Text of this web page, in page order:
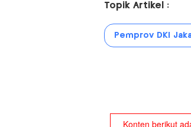
Topik Artikel :
Pemprov DKI